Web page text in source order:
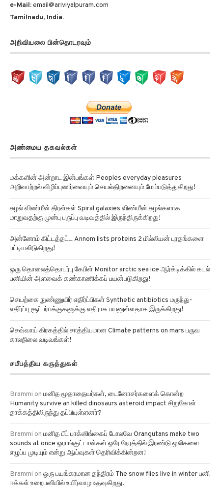
e-Mail:email@ariviyalpuram.com
Tamilnadu, India.
அறிவியலை பின்தொடரவும்
அண்மைய தகவல்கள்
மக்களின் அன்றாட இன்பங்கள் Peoples everyday pleasures
அறிவாற்றல் விழிப்புணர்வையும் செயல்திறனையும் மேம்படுத்துகிறது!
சுழல் விண்மீன் திரள்கள் Spiral galaxies விண்மீன் சுழல்களாக
மாறுவதற்கு முன்பு பருப்பு வடிவத்தில் இருந்திருக்கிறது!
அன்னோம் கிட்டத்தட்ட Annom lists proteins 2 மில்லியன் புரதங்களை
பட்டியலிடுகிறது!
ஒரு தொலைத்தொடர்பு கேபிள் Monitor arctic sea ice ஆர்க்டிக்கில் கடல்
பனியின் அளவைக் கண்காணிக்கப் பயன்படுகிறது!
செயற்கை நுண்ணுயிர் எதிர்ப்பிகள் Synthetic antibiotics மருந்து-
எதிர்ப்பு சூப்பர்பக்குகளுக்கு எதிராக பயனுள்ளதாக இருக்கிறது!
செவ்வாய் கிரகத்தில் சாத்தியமான Climate patterns on mars பருவ
காலநிலை வடிவங்கள்!
சமீபத்திய கருத்துகள்
Brammi on மனித மூதாதையர்கள், டைனோசர்களைக் கொன்ற
Humanity survive an killed dinosaurs asteroid impact சிறுகோள்
தாக்கத்திலிருந்து தப்பியுள்ளனர்?
Brammi on மனித பீட் பாக்ஸிங்கைப் போலவே Orangutans make two
sounds at once ஒராங்குட்டான்கள் ஒரே நேரத்தில் இரண்டு ஒலிகளை
எழுப்ப முடியும் என்று ஆய்வுகள் தெரிவிக்கின்றன!
Brammi on ஒரு பயங்கரமான தந்திரம் The snow flies live in winter பனி
ஈக்கள் உறைபனியில் உயிர்வாழ உதவுகிறது.